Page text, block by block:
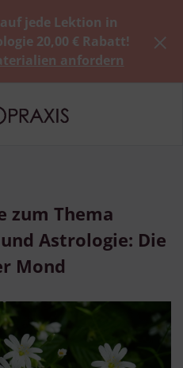
jede Lektion in
20,00 € Rabatt!
anfordern
zum Thema
Astrologie: Die
Mond